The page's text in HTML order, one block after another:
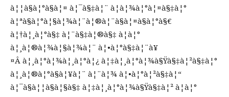
à¦¦à§à¦°à§à¦¤ à¦¯à§‡à¦¨ à¦­à¦¾à¦°à¦¤à§‡à¦°
à¦ªà§à¦°à¦§à¦¾à¦¨à¦®à¦¨à§à¦¤à§à¦°à§€
à¦†à¦¸à¦°à§‡ à¦¨à§‡à¦®à§‡ à¦à¦°
à¦¸à¦®à¦¾à¦§à¦¾à¦¨ à¦•à¦°à§‡à¦¨à¥
¤Â à¦¸à¦°à¦¾à¦¸à¦°à¦¿ à¦‡à¦¸à¦°à¦¾à§Ÿà§‡à¦²à§‡à¦°
à¦¸à¦®à¦°à§à¦¥à¦¨ à¦¨à¦¾ à¦•à¦°à¦²à§‡à¦“
à¦¯à§à¦¦à§à¦§à§‡ à¦‡à¦¸à¦°à¦¾à§Ÿà§‡à¦² à¦à¦°